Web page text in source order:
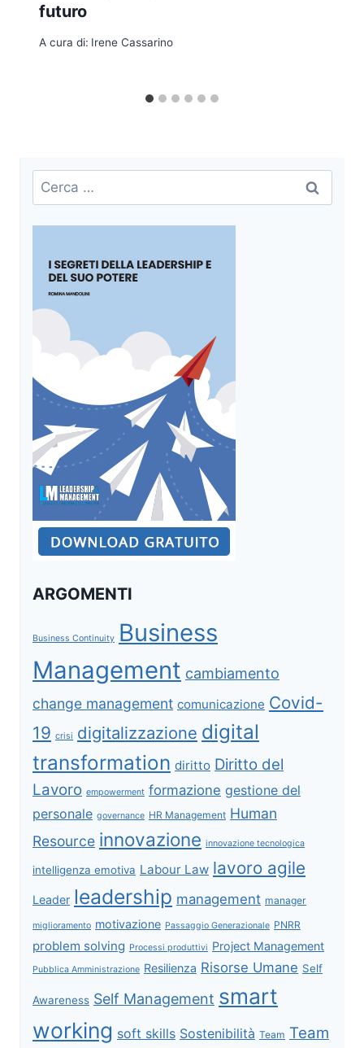
futuro
A cura di: Irene Cassarino
Ricerca
per:
ARGOMENTI
Business Continuity Business
Management cambiamento
change management comunicazione Covid-
19 crisi digitalizzazione digital
transformation diritto Diritto del
Lavoro empowerment formazione gestione del
personale governance HR Management Human
Resource innovazione innovazione tecnologica
intelligenza emotiva Labour Law lavoro agile
Leader leadership management manager
miglioramento motivazione Passaggio Generazionale PNRR
problem solving Processi produttivi Project Management
Pubblica Amministrazione Resilienza Risorse Umane Self
Awareness Self Management smart
working soft skills Sostenibilità Team Team